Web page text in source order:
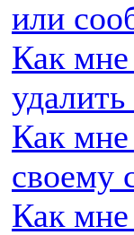
или
Как мне
Как мне
своему
Как мне